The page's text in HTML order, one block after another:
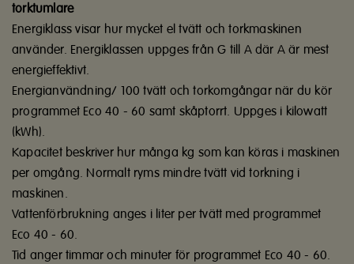
torktumlare
Energiklass visar hur mycket el tvätt och torkmaskinen
använder. Energiklassen uppges från G till A där A är mest
energieffektivt.
Energianvändning/ 100 tvätt och torkomgångar när du kör
programmet Eco 40 - 60 samt skåptorrt. Uppges i kilowatt
(kWh).
Kapacitet beskriver hur många kg som kan köras i maskinen
per omgång. Normalt ryms mindre tvätt vid torkning i
maskinen.
Vattenförbrukning anges i liter per tvätt med programmet
Eco 40 - 60.
Tid anger timmar och minuter för programmet Eco 40 - 60.